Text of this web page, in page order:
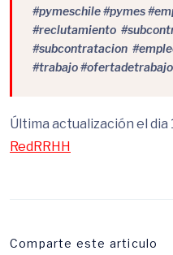
#pymeschile #pymes
#reclutamiento
#subcontratacion
#trabajo
Última actualización el
RedRRHH
Comparte este articulo